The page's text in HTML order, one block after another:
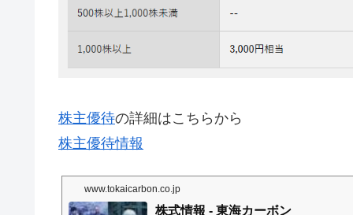
株主優待の詳細はこちらから
株主優待情報
www.tokaicarbon.co.jp
株式情報 - 東海カーボン